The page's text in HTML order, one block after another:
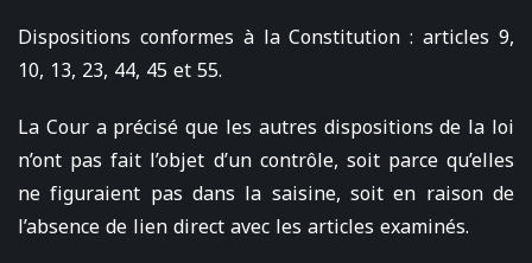
Dispositions conformes à la Constitution : articles 9,
10, 13, 23, 44, 45 et 55.
La Cour a précisé que les autres dispositions de la loi
n’ont pas fait l’objet d’un contrôle, soit parce qu’elles
ne figuraient pas dans la saisine, soit en raison de
l’absence de lien direct avec les articles examinés.